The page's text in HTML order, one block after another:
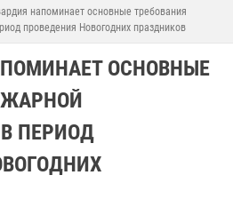
напоминает основные требования
проведения Новогодних праздников
ОСНОВНЫЕ
ПЕРИОД